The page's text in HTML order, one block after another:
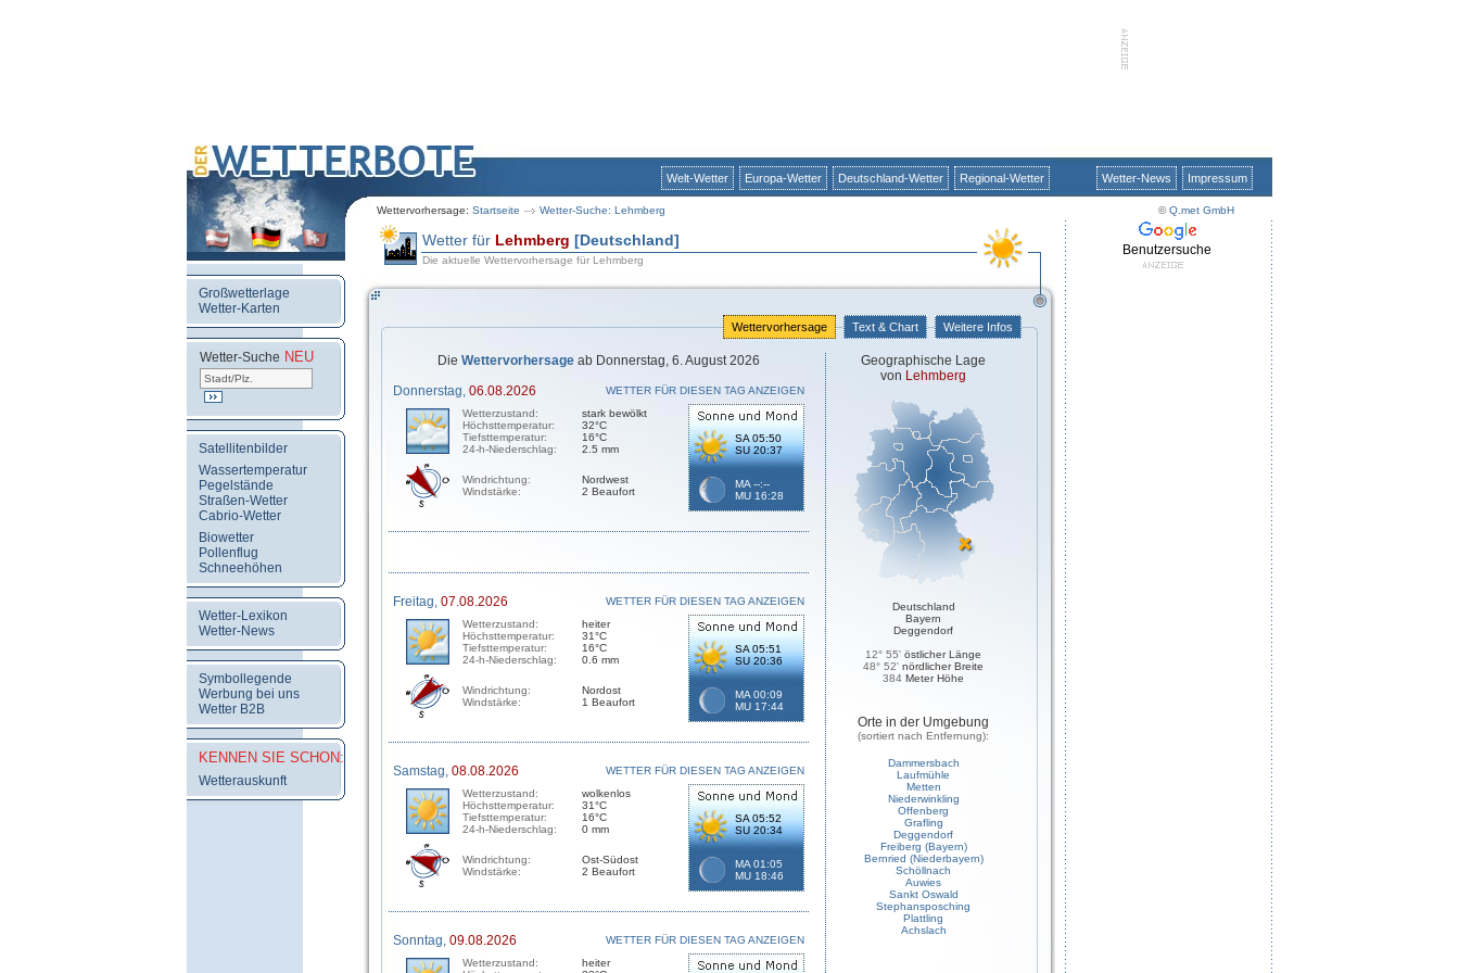
Welt-Wetter Europa-Wetter Deutschland-Wetter Regional-Wetter
Wettervorhersage: Startseite Wetter-Suche: Lehmberg
Wetter-News Impressum
©Q.met GmbH
Großwetterlage
Wetter-Karten
Wetter-Suche NEU
Satellitenbilder
Wassertemperatur
Pegelstände
Straßen-Wetter
Cabrio-Wetter
Biowetter
Pollenflug
Schneehöhen
Wetter-Lexikon
Wetter-News
Symbollegende
Werbung bei uns
Wetter B2B
KENNEN SIE SCHON:
Wetterauskunft
Wetter für Lehmberg [Deutschland]
Die aktuelle Wettervorhersage für Lehmberg
Wettervorhersage Text & Chart Weitere Infos
Die Wettervorhersage ab Donnerstag, 6. August 2026
Donnerstag, 06.08.2026
WETTER FÜR DIESEN TAG ANZEIGEN
Wetterzustand:
Höchsttemperatur:
Tiefsttemperatur:
24-h-Niederschlag:
stark bewölkt
32°C
16°C
2.5 mm
SA 05:50
SU 20:37
MA --:--
MU 16:28
Windrichtung:
Windstärke:
Nordwest
2 Beaufort
Freitag, 07.08.2026
WETTER FÜR DIESEN TAG ANZEIGEN
Wetterzustand:
Höchsttemperatur:
Tiefsttemperatur:
24-h-Niederschlag:
heiter
31°C
16°C
0.6 mm
SA 05:51
SU 20:36
MA 00:09
MU 17:44
Windrichtung:
Windstärke:
Nordost
1 Beaufort
Samstag, 08.08.2026
WETTER FÜR DIESEN TAG ANZEIGEN
Wetterzustand:
Höchsttemperatur:
Tiefsttemperatur:
24-h-Niederschlag:
wolkenlos
31°C
16°C
0 mm
SA 05:52
SU 20:34
MA 01:05
MU 18:46
Windrichtung:
Windstärke:
Ost-Südost
2 Beaufort
Sonntag, 09.08.2026
WETTER FÜR DIESEN TAG ANZEIGEN
Wetterzustand:
heiter
Geographische Lage
von Lehmberg
Deutschland
Bayern
Deggendorf
12° 55' östlicher Länge
48° 52' nördlicher Breite
384 Meter Höhe
Orte in der Umgebung
(sortiert nach Entfernung):
Dammersbach
Laufmühle
Metten
Niederwinkling
Offenberg
Grafling
Deggendorf
Freiberg (Bayern)
Bernried (Niederbayern)
Schöllnach
Auwies
Sankt Oswald
Stephansposching
Plattling
Achslach
Benutzersuche